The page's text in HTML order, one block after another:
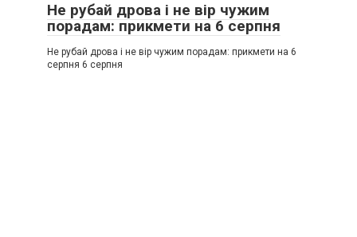
Не рубай дрова і не вір чужим
порадам: прикмети на 6 серпня
Не рубай дрова і не вір чужим порадам: прикмети на 6
серпня 6 серпня